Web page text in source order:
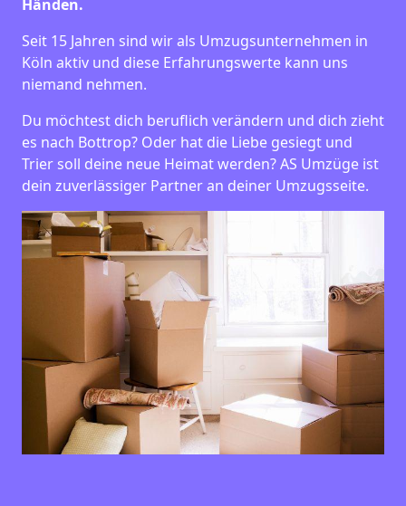
Händen.
Seit 15 Jahren sind wir als Umzugsunternehmen in
Köln aktiv und diese Erfahrungswerte kann uns
niemand nehmen.
Du möchtest dich beruflich verändern und dich zieht
es nach Bottrop? Oder hat die Liebe gesiegt und
Trier soll deine neue Heimat werden? AS Umzüge ist
dein zuverlässiger Partner an deiner Umzugsseite.